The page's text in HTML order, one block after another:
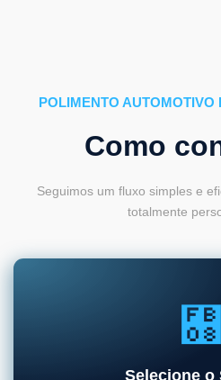
POLIMENTO
Como
Seguimos um fluxo simples e
totalmente
Selecione o